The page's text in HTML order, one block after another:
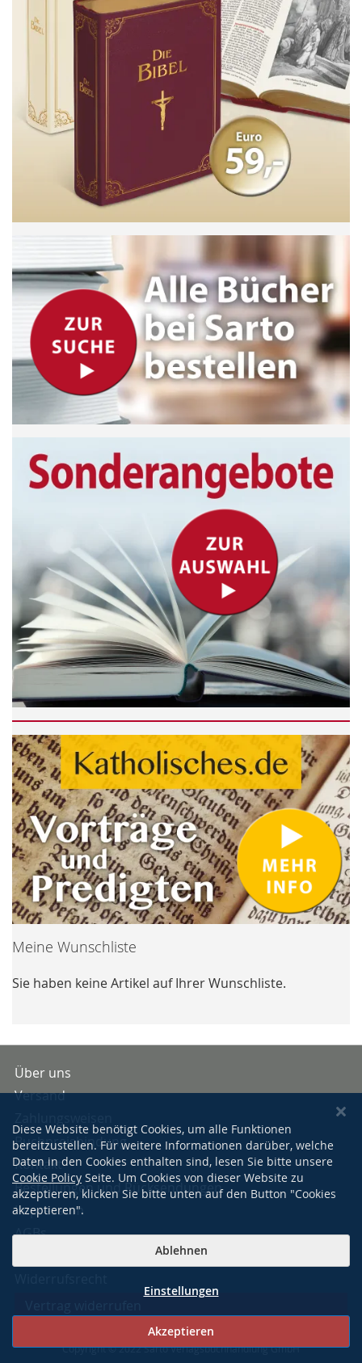
Meine Wunschliste
Sie haben keine Artikel auf Ihrer Wunschliste.
Über uns
Versand
Buchpreisbindung
Kontakt
Bestellungen und Rücksendungen
Impressum
AGBs
Copyright © 2022 Sarto Verlagsbuchhandlung GmbH
Diese Website benötigt Cookies, um alle Funktionen
bereitzustellen. Für weitere Informationen darüber, welche
Daten in den Cookies enthalten sind, lesen Sie bitte unsere
Cookie Policy Seite. Um Cookies von dieser Website zu
akzeptieren, klicken Sie bitte unten auf den Button "Cookies
akzeptieren".
Akzeptieren
Ablehnen
Einstellungen